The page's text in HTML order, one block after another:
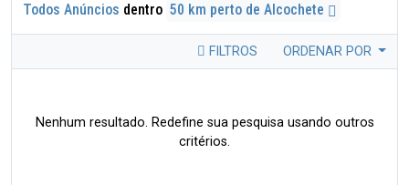
Todos Anúncios dentro 50 km perto de Alcochete
FILTROS ORDENAR POR
Nenhum resultado. Redefine sua pesquisa usando outros
critérios.